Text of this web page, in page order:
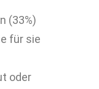
(33%)
für sie
oder